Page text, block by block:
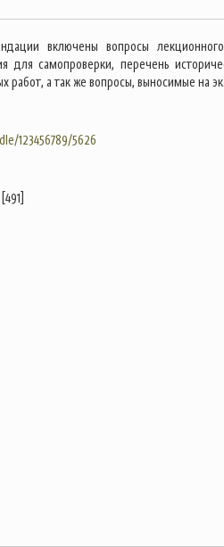
включены вопросы
для самопроверки, перечень
работ, а так же вопросы, выносимые на
123456789/5626
[491]